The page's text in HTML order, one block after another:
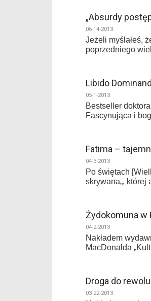
„Absurdy
06-14-2013
Jeżeli myślałeś,
poprzedniego
Libido
05-1-2013
Bestseller
Fascynująca i
Fatima –
04-3-2013
Po świętach
skrywana„, której
Żydokomuna w
04-2-2013
Nakładem
MacDonalda
Droga do
03-22-2013